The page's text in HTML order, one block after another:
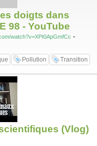
doigts dans
98 - YouTube
watch?v=XPt0ApGmfCc -
Pollution Transition
(Vlog)